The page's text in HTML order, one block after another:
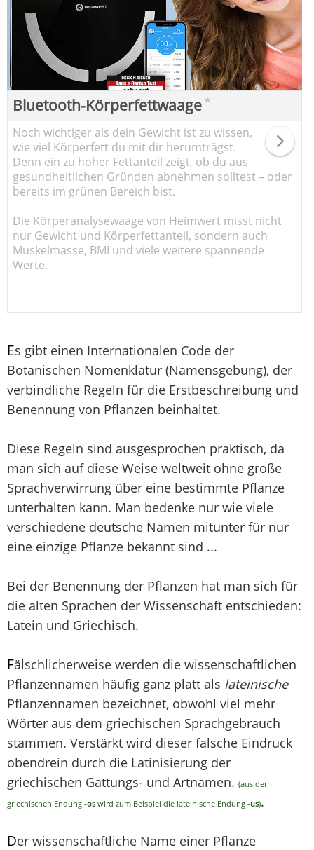
Bluetooth-Körperfettwaage*
Noch wichtiger als dein Gewicht ist zu wissen,
wie viel Körperfett du mit dir herumträgst.
Denn ein zu hoher Fettanteil zeigt, ob du aus
gesundheitlichen Gründen abnehmen solltest – oder
bereits im grünen Bereich bist.
Die Körperanalysewaage von Heimwert misst nicht
nur Gewicht und Körperfettanteil, sondern auch
Muskelmasse, BMI und viele weitere spannende
Werte.
Es gibt einen Internationalen Code der
Botanischen Nomenklatur (Namensgebung), der
verbindliche Regeln für die Erstbeschreibung und
Benennung von Pflanzen beinhaltet.
Diese Regeln sind ausgesprochen praktisch, da
man sich auf diese Weise weltweit ohne große
Sprachverwirrung über eine bestimmte Pflanze
unterhalten kann. Man bedenke nur wie viele
verschiedene deutsche Namen mitunter für nur
eine einzige Pflanze bekannt sind ...
Bei der Benennung der Pflanzen hat man sich für
die alten Sprachen der Wissenschaft entschieden:
Latein und Griechisch.
Fälschlicherweise werden die wissenschaftlichen
Pflanzennamen häufig ganz platt als lateinische
Pflanzennamen bezeichnet, obwohl viel mehr
Wörter aus dem griechischen Sprachgebrauch
stammen. Verstärkt wird dieser falsche Eindruck
obendrein durch die Latinisierung der
griechischen Gattungs- und Artnamen. (aus der
griechischen Endung -os wird zum Beispiel die lateinische Endung -us).
Der wissenschaftliche Name einer Pflanze